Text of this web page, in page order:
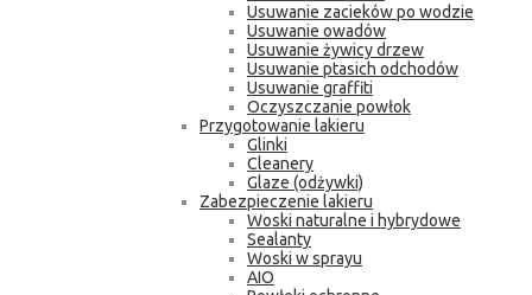
Usuwanie zacieków po wodzie
Usuwanie owadów
Usuwanie żywicy drzew
Usuwanie ptasich odchodów
Usuwanie graffiti
Oczyszczanie powłok
Przygotowanie lakieru
Glinki
Cleanery
Glaze (odżywki)
Zabezpieczenie lakieru
Woski naturalne i hybrydowe
Sealanty
Woski w sprayu
AIO